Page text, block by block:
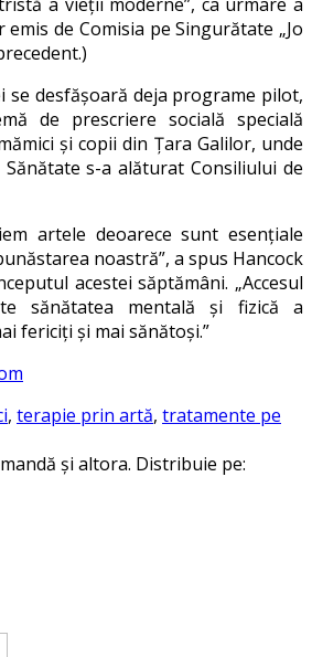
de Comisia pe Singurătate „Jo
se desfășoară deja programe pilot,
de prescriere socială specială
și copii din Țara Galilor, unde
s-a alăturat Consiliului de
artele deoarece sunt esențiale
noastră”, a spus Hancock
acestei săptămâni. „Accesul
sănătatea mentală și fizică a
fericiți și mai sănătoși.”
, terapie prin artă, tratamente pe
și altora. Distribuie pe: